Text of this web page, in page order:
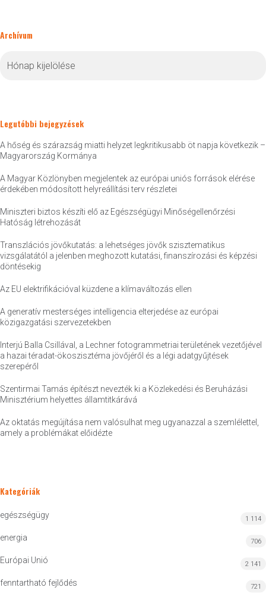
Archívum
Legutóbbi bejegyzések
A hőség és szárazság miatti helyzet legkritikusabb öt napja következik –
Magyarország Kormánya
A Magyar Közlönyben megjelentek az európai uniós források elérése
érdekében módosított helyreállítási terv részletei
Miniszteri biztos készíti elő az Egészségügyi Minőségellenőrzési
Hatóság létrehozását
Transzlációs jövőkutatás: a lehetséges jövők szisztematikus
vizsgálatától a jelenben meghozott kutatási, finanszírozási és képzési
döntésekig
Az EU elektrifikációval küzdene a klímaváltozás ellen
A generatív mesterséges intelligencia elterjedése az európai
közigazgatási szervezetekben
Interjú Balla Csillával, a Lechner fotogrammetriai területének vezetőjével
a hazai téradat-ökoszisztéma jövőjéről és a légi adatgyűjtések
szerepéről
Szentirmai Tamás építészt nevezték ki a Közlekedési és Beruházási
Minisztérium helyettes államtitkárává
Az oktatás megújítása nem valósulhat meg ugyanazzal a szemlélettel,
amely a problémákat előidézte
Kategóriák
egészségügy 1 114
energia 706
Európai Unió 2 141
fenntartható fejlődés 721